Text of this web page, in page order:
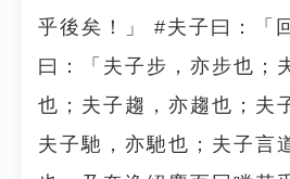
乎後矣！」 #夫子曰：「
曰：「夫子步，亦步也；
也；夫子趨，亦趨也；夫
夫子馳，亦馳也；夫子言